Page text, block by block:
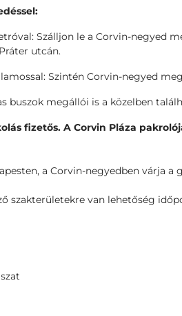
Szálljon le a Corvin-negyed
utcán.
Szintén Corvin-negyed
buszok megállói is a közelben
fizetős. A Corvin Pláza
a Corvin-negyedben várja a
szakterületekre van lehetőség